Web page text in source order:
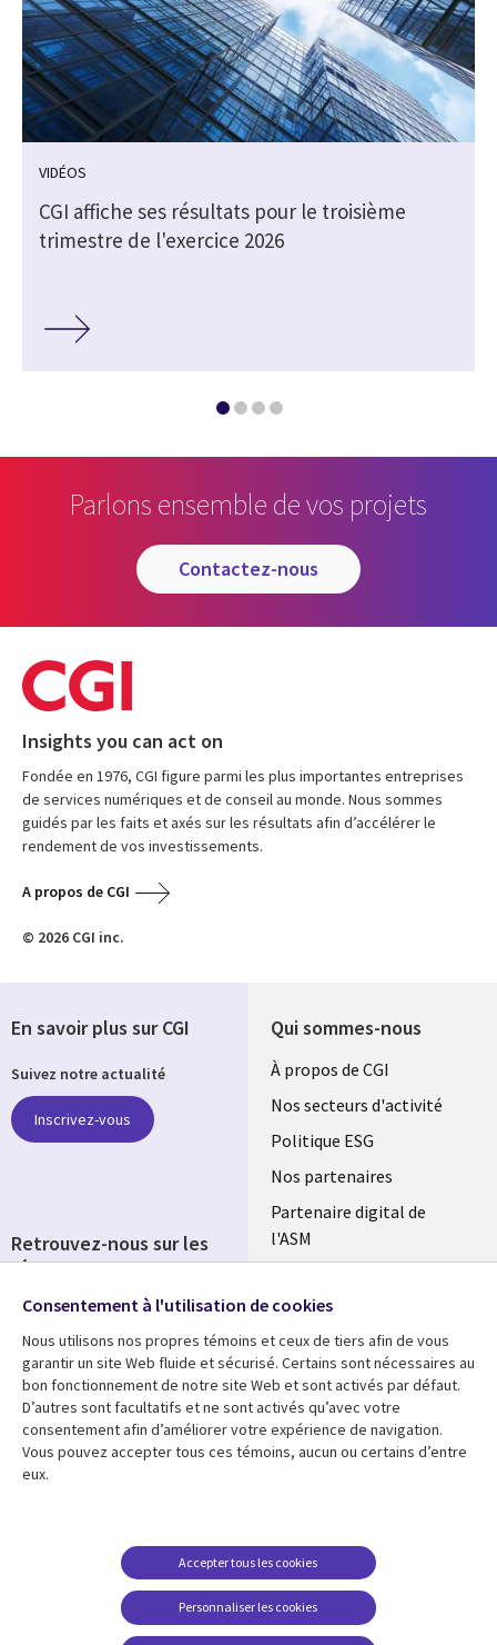
VIDÉOS
CGI affiche ses résultats pour le troisième
trimestre de l'exercice 2026
Parlons ensemble de vos projets
contactez-nous
Insights you can act on
Fondée en 1976, CGI figure parmi les plus importantes entreprises
de services numériques et de conseil au monde. Nous sommes
guidés par les faits et axés sur les résultats afin d’accélérer le
rendement de vos investissements.
A propos de CGI
© 2026 CGI inc.
Qui sommes-nous
Useful
links
FRANCE
À propos de CGI
Nos secteurs d'activité
Politique ESG
Nos partenaires
Partenaire digital de
l'ASM
Fusions
Ressources
Library
Links
Articles
Blog
Support
Legal
Accessibilité
conditions juridiques
FAQ Carrières
Centre de gestion des
En savoir plus sur CGI
Suivez notre actualité
Inscrivez-vous
Retrouvez-nous sur les
réseaux
Social
Media
FRANCE
Consentement à l'utilisation de cookies
Nous utilisons nos propres témoins et ceux de tiers afin de vous
garantir un site Web fluide et sécurisé. Certains sont nécessaires au
bon fonctionnement de notre site Web et sont activés par défaut.
D’autres sont facultatifs et ne sont activés qu’avec votre
consentement afin d’améliorer votre expérience de navigation.
Vous pouvez accepter tous ces témoins, aucun ou certains d’entre
eux.
Personnaliser les cookies
Accepter tous les cookies